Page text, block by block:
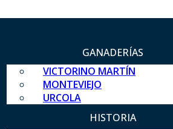
GANADERÍAS
VICTORINO MARTÍN
MONTEVIEJO
URCOLA
HISTORIA